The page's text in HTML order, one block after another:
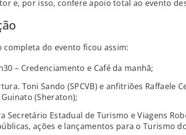
e, por isso, confere apoio total ao evento
completa do evento ficou assim:
– Credenciamento e Café da manhã;
Toni Sando (SPCVB) e anfitriões Raffaele
(Sheraton);
Secretário Estadual de Turismo e Viagens
ações e lançamentos para o Turismo